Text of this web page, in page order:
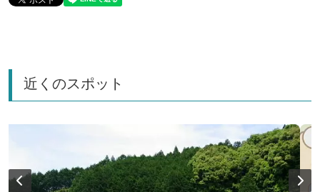
近くのスポット